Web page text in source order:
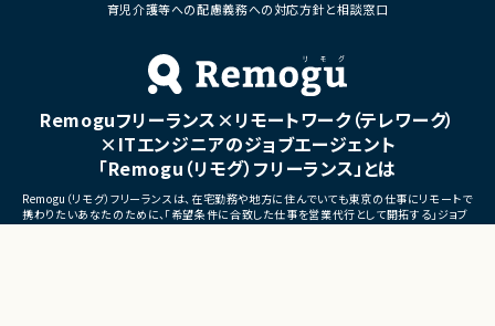
・少人数体制でのプロジェクト推進
プロジェクト拡大に伴う増員募集
ケーション
・サービスの継続的な機能拡
募集
■担当工程
・要件定義
・基本設計
・詳細設計
・テスト
・リリース対応
育児介護等への配慮義務への対応方針と相談窓口
Remoguフリーランス×リモートワーク（テレワーク）
×ITエンジニアのジョブエージェント
「Remogu（リモグ）フリーランス」とは
Remogu（リモグ）フリーランスは、在宅勤務や地方に住んでいても東京の仕事にリモートで
携わりたいあなたのために、「希望条件に合致した仕事を営業代行として開拓する」ジョブ
エージェントです。